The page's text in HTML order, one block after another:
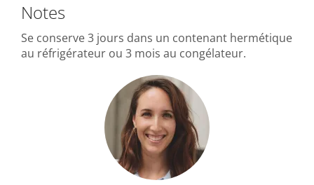
Notes
Se conserve 3 jours dans un contenant hermétique
au réfrigérateur ou 3 mois au congélateur.